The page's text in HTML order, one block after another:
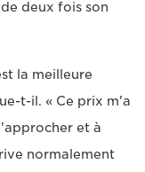
deux fois son
la meilleure
t-il. « Ce prix m'a
et à
normalement